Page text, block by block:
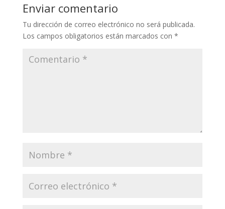
Enviar comentario
Tu dirección de correo electrónico no será publicada.
Los campos obligatorios están marcados con *